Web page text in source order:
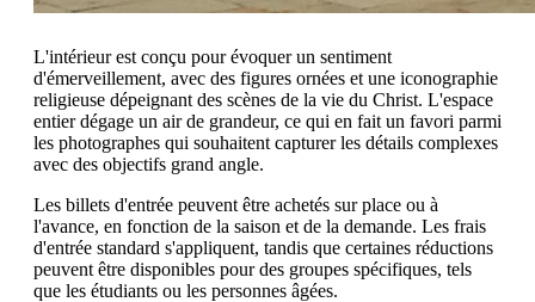
L'intérieur est conçu pour évoquer un sentiment
d'émerveillement, avec des figures ornées et une iconographie
religieuse dépeignant des scènes de la vie du Christ. L'espace
entier dégage un air de grandeur, ce qui en fait un favori parmi
les photographes qui souhaitent capturer les détails complexes
avec des objectifs grand angle.
Les billets d'entrée peuvent être achetés sur place ou à
l'avance, en fonction de la saison et de la demande. Les frais
d'entrée standard s'appliquent, tandis que certaines réductions
peuvent être disponibles pour des groupes spécifiques, tels
que les étudiants ou les personnes âgées.